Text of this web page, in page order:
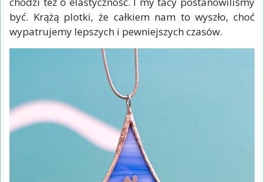
być. Krążą plotki, że całkiem nam to wyszło, choć
wypatrujemy lepszych i pewniejszych czasów.